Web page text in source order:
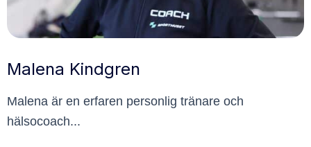
Malena Kindgren
Malena är en erfaren personlig tränare och
hälsocoach...